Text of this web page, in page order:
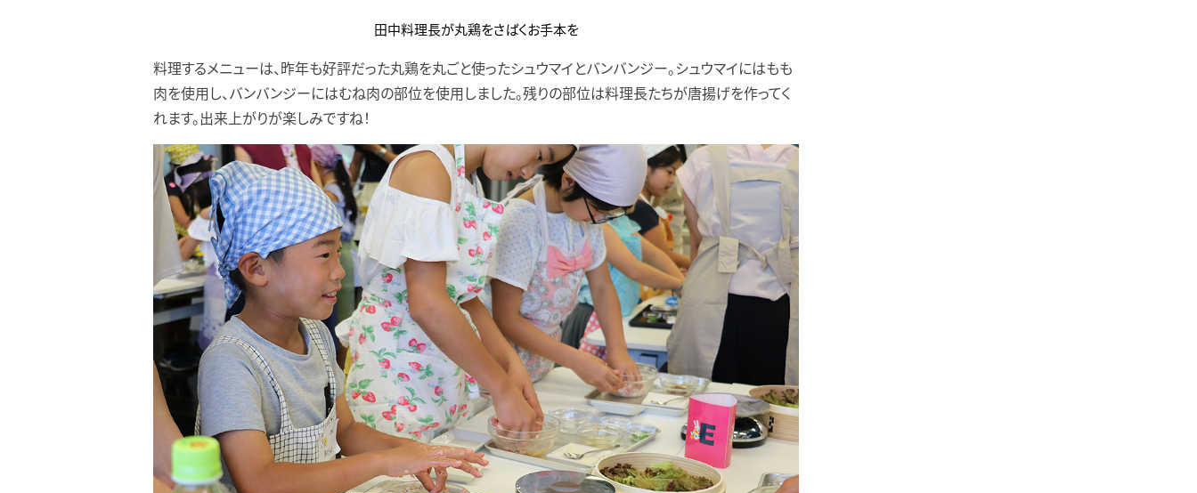
田中料理長が丸鶏をさばくお手本を
料理するメニューは、昨年も好評だった丸鶏を丸ごと使ったシュウマイとバンバンジー。シュウマイにはもも
肉を使用し、バンバンジーにはむね肉の部位を使用しました。残りの部位は料理長たちが唐揚げを作ってく
れます。出来上がりが楽しみですね！